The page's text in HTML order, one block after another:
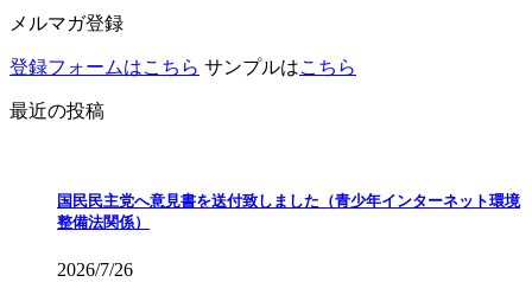
メルマガ登録
登録フォームはこちら サンプルはこちら
最近の投稿
国民民主党へ意見書を送付致しました（青少年インターネット環境
整備法関係）
2026/7/26